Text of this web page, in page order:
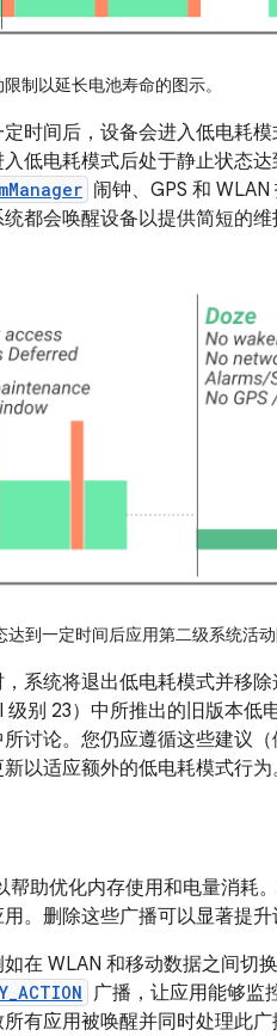
制以延长电池寿命的图示。
时间后，设备会进入低电耗
低电耗模式后处于静止状态
闹钟、GPS 和
都会唤醒设备以提供简短的
到一定时间后应用第二级系统活动
系统将退出低电耗模式并移
别 23）中所推出的旧版本低
所讨论。您仍应遵循这些建议
以适应额外的低电耗模式行为
帮助优化内存使用和电量消耗
。删除这些广播可以显著提升
在 WLAN 和移动数据之间切
广播，让应用能够监
有应用被唤醒并同时处理此广